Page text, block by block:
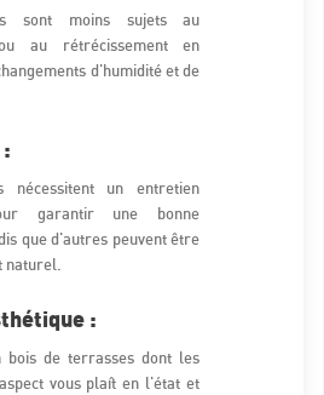
sont moins sujets au
au rétrécissement en
d'humidité et de
nécessitent un entretien
garantir une bonne
que d'autres peuvent être
naturel.
:
bois de terrasses dont les
vous plaît en l'état et